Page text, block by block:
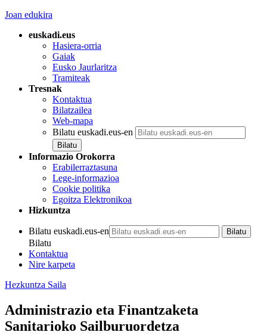
Joan edukira
euskadi.eus
Hasiera-orria
Gaiak
Eusko Jaurlaritza
Tramiteak
Tresnak
Kontaktua
Bilatzailea
Web-mapa
Bilatu euskadi.eus-en
Informazio Orokorra
Erabilerraztasuna
Lege-informazioa
Cookie politika
Egoitza Elektronikoa
Hizkuntza
Bilatu euskadi.eus-en
Bilatu
Kontaktua
Nire karpeta
Hezkuntza Saila
Administrazio eta Finantzaketa
Sanitarioko Sailburuordetza